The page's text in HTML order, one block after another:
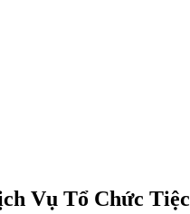
Vụ Tổ Chức Tiệc